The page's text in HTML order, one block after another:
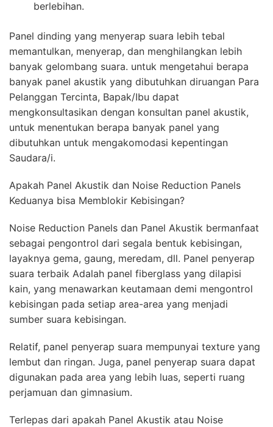
berlebihan.
Panel dinding yang menyerap suara lebih tebal
memantulkan, menyerap, dan menghilangkan lebih
banyak gelombang suara. untuk mengetahui berapa
banyak panel akustik yang dibutuhkan diruangan Para
Pelanggan Tercinta, Bapak/Ibu dapat
mengkonsultasikan dengan konsultan panel akustik,
untuk menentukan berapa banyak panel yang
dibutuhkan untuk mengakomodasi kepentingan
Saudara/i.
Apakah Panel Akustik dan Noise Reduction Panels
Keduanya bisa Memblokir Kebisingan?
Noise Reduction Panels dan Panel Akustik bermanfaat
sebagai pengontrol dari segala bentuk kebisingan,
layaknya gema, gaung, meredam, dll. Panel penyerap
suara terbaik Adalah panel fiberglass yang dilapisi
kain, yang menawarkan keutamaan demi mengontrol
kebisingan pada setiap area-area yang menjadi
sumber suara kebisingan.
Relatif, panel penyerap suara mempunyai texture yang
lembut dan ringan. Juga, panel penyerap suara dapat
digunakan pada area yang lebih luas, seperti ruang
perjamuan dan gimnasium.
Terlepas dari apakah Panel Akustik atau Noise